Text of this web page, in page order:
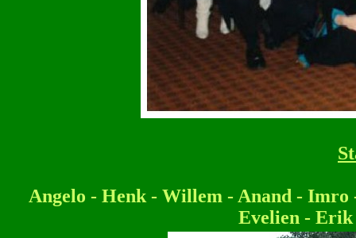
Angelo - Henk - Willem - Anand - Imro
Evelien -